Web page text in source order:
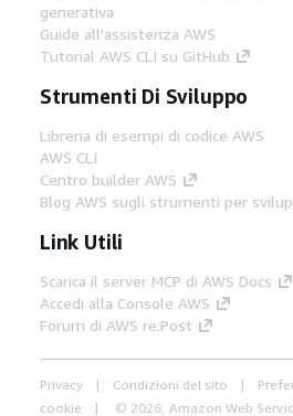
generativa
Guide all'assistenza AWS
Tutorial AWS CLI su GitHub
Strumenti Di Sviluppo
Libreria di esempi di codice AWS
AWS CLI
Centro builder AWS
Blog AWS sugli strumenti per
Link Utili
Scarica il server MCP di AWS Docs
Accedi alla Console AWS
Forum di AWS re:Post
Privacy Condizioni del sito
cookie
© 2026, Amazon Web